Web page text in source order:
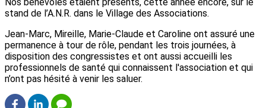
Nos bénévoles étaient présents, cette année encore, sur le
stand de l’A.N.R. dans le Village des Associations.
Jean-Marc, Mireille, Marie-Claude et Caroline ont assuré une
permanence à tour de rôle, pendant les trois journées, à
disposition des congressistes et ont aussi accueilli les
professionnels de santé qui connaissent l'association et qui
n’ont pas hésité à venir les saluer.